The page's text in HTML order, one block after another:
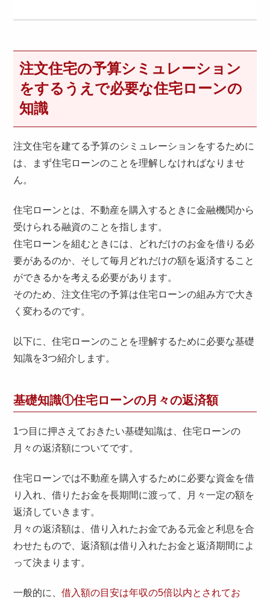
注文住宅の予算シミュレーション
をするうえで必要な住宅ローンの
知識
注文住宅を建てる予算のシミュレーションをするために
は、まず住宅ローンのことを理解しなければなりませ
ん。
住宅ローンとは、不動産を購入するときに金融機関から
受けられる融資のことを指します。
住宅ローンを組むときには、どれだけのお金を借りる必
要があるのか、そして毎月どれだけの額を返済すること
ができるかを考える必要があります。
そのため、注文住宅の予算は住宅ローンの組み方で大き
く変わるのです。
以下に、住宅ローンのことを理解するために必要な基礎
知識を3つ紹介します。
基礎知識①住宅ローンの月々の返済額
1つ目に押さえておきたい基礎知識は、住宅ローンの
月々の返済額についてです。
住宅ローンでは不動産を購入するために必要な資金を借
り入れ、借りたお金を長期間に渡って、月々一定の額を
返済していきます。
月々の返済額は、借り入れたお金である元金と利息を合
わせたもので、返済額は借り入れたお金と返済期間によ
って決まります。
一般的に、借入額の目安は年収の5倍以内とされてお